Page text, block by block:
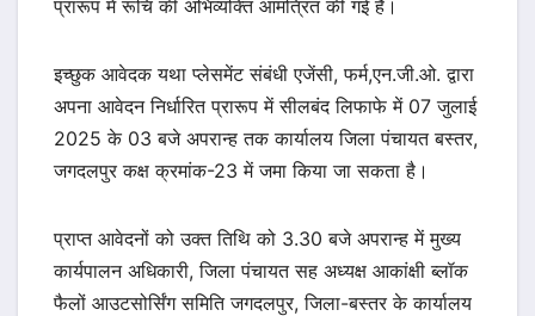
प्रारूप में रूचि की अभिव्यक्ति आमंत्रित की गई है।
इच्छुक आवेदक यथा प्लेसमेंट संबंधी एजेंसी, फर्म,एन.जी.ओ. द्वारा
अपना आवेदन निर्धारित प्रारूप में सीलबंद लिफाफे में 07 जुलाई
2025 के 03 बजे अपरान्ह तक कार्यालय जिला पंचायत बस्तर,
जगदलपुर कक्ष क्रमांक-23 में जमा किया जा सकता है।
प्राप्त आवेदनों को उक्त तिथि को 3.30 बजे अपरान्ह में मुख्य
कार्यपालन अधिकारी, जिला पंचायत सह अध्यक्ष आकांक्षी ब्लॉक
फैलों आउटसोर्सिंग समिति जगदलपुर, जिला-बस्तर के कार्यालय